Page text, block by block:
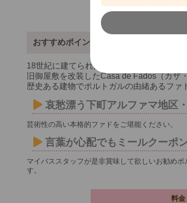
おすすめポイント
18世紀に建てられたパラシオ・ジ・ラ・
旧御屋敷を改装したCasa de Fados（カザ
歴史ある建物でポルトガルの由緒あるファ
哀愁漂う下町アルファマ地区
芸術性の高い本格的ファドをご堪能ください。
言葉が心配でもミールクーポ
マイバススタッフが是非賞味して欲しいお勧め
す。
料金